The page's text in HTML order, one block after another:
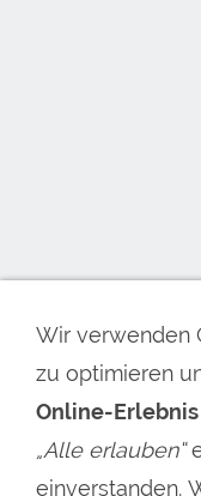
DAS
Wir verwenden
zu optimieren
Online-Erlebnis
„Alle erlauben“
einverstanden.